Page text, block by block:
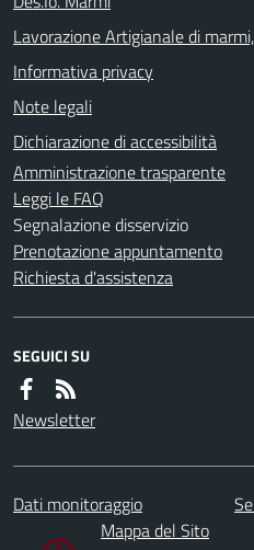
Lavorazione Artigianale di
Informativa privacy
Note legali
Dichiarazione di accessibilità
Amministrazione trasparente
Leggi le FAQ
Segnalazione disservizio
Prenotazione appuntamento
Richiesta d'assistenza
SEGUICI SU
Newsletter
Dati monitoraggio
Mappa del Sito